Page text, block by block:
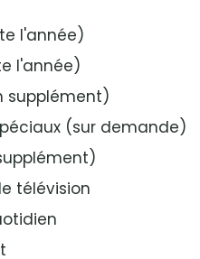
l'année)
l'année)
supplément)
(sur demande)
télévision